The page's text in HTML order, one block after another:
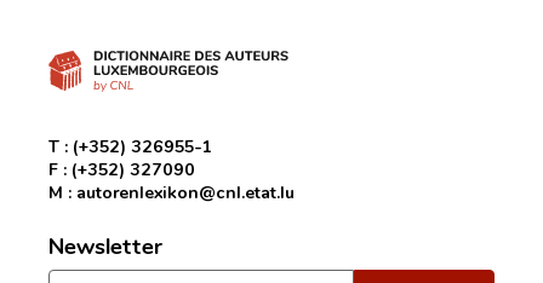
T : (+352) 326955-1
F : (+352) 327090
M : autorenlexikon@cnl.etat.lu
Newsletter